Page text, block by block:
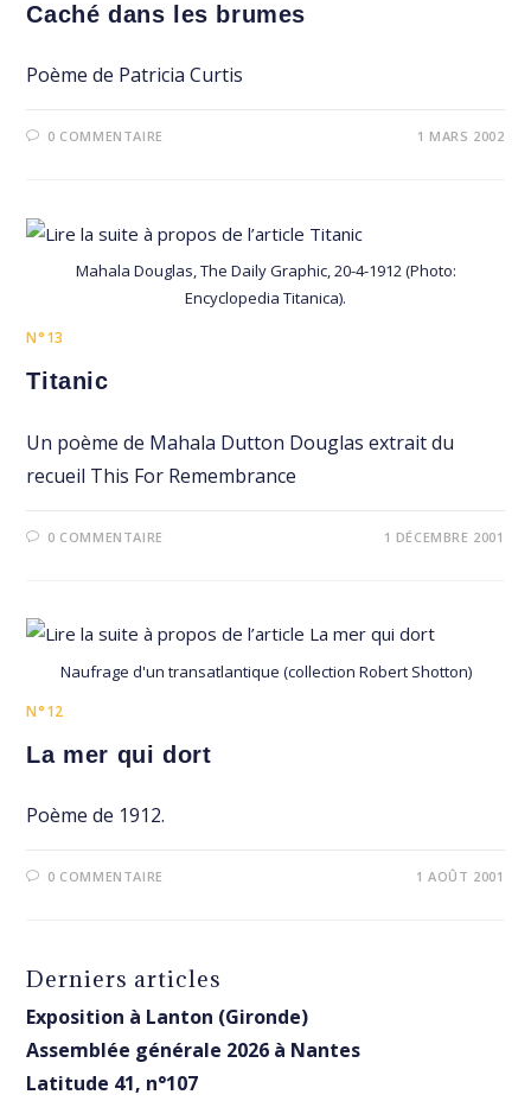
Caché dans les brumes
Poème de Patricia Curtis
0 COMMENTAIRE 1 MARS 2002
Mahala Douglas, The Daily Graphic, 20-4-1912 (Photo:
Encyclopedia Titanica).
N°13
Titanic
Un poème de Mahala Dutton Douglas extrait du
recueil This For Remembrance
0 COMMENTAIRE 1 DÉCEMBRE 2001
Naufrage d'un transatlantique (collection Robert Shotton)
N°12
La mer qui dort
Poème de 1912.
0 COMMENTAIRE 1 AOÛT 2001
Derniers articles
Exposition à Lanton (Gironde)
Assemblée générale 2026 à Nantes
Latitude 41, n°107